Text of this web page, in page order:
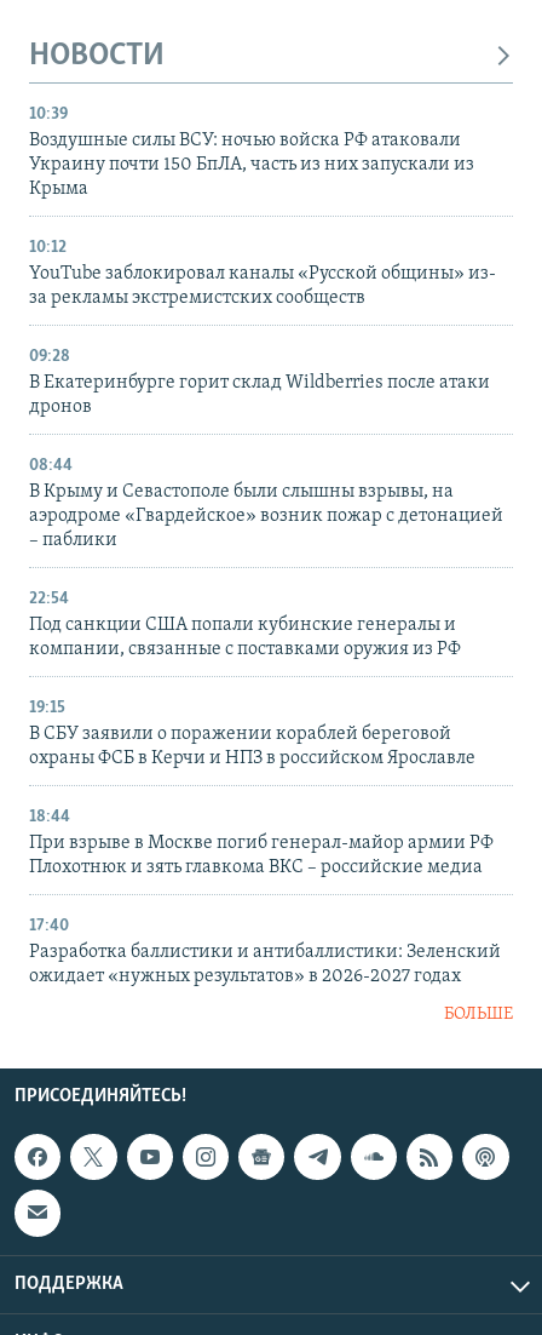
НОВОСТИ
10:39
Воздушные силы ВСУ: ночью войска РФ атаковали
Украину почти 150 БпЛА, часть из них запускали из
Крыма
10:12
YouTube заблокировал каналы «Русской общины» из-
за рекламы экстремистских сообществ
09:28
В Екатеринбурге горит склад Wildberries после атаки
дронов
08:44
В Крыму и Севастополе были слышны взрывы, на
аэродроме «Гвардейское» возник пожар с детонацией
– паблики
22:54
Под санкции США попали кубинские генералы и
компании, связанные с поставками оружия из РФ
19:15
В СБУ заявили о поражении кораблей береговой
охраны ФСБ в Керчи и НПЗ в российском Ярославле
18:44
При взрыве в Москве погиб генерал-майор армии РФ
Плохотнюк и зять главкома ВКС – российские медиа
17:40
Разработка баллистики и антибаллистики: Зеленский
ожидает «нужных результатов» в 2026-2027 годах
БОЛЬШЕ
ПРИСОЕДИНЯЙТЕСЬ!
ПОДДЕРЖКА